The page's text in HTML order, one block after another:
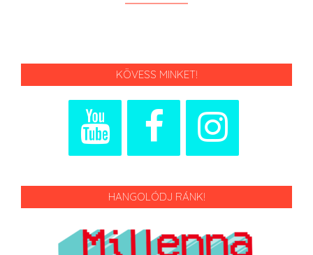
KÖVESS MINKET!
HANGOLÓDJ RÁNK!